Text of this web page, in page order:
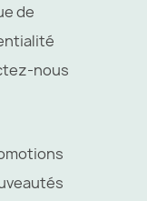
de
nous